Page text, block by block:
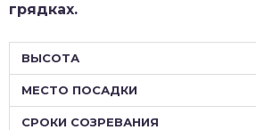
грядках.